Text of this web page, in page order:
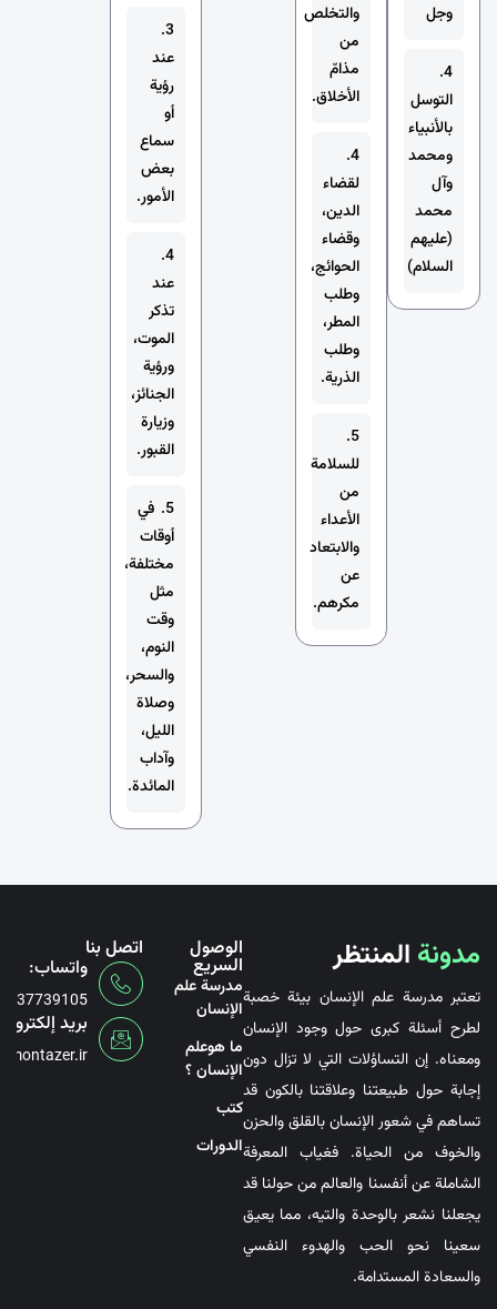
وجل
4.
التوسل
بالأنبياء
ومحمد
وآل
محمد
(عليهم
السلام)
والتخلص
من
مذامّ
الأخلاق.
4.
لقضاء
الدين،
وقضاء
الحوائج،
وطلب
المطر،
وطلب
الذرية.
5.
للسلامة
من
الأعداء
والابتعاد
عن
مكرهم.
3.
عند
رؤية
أو
سماع
بعض
الأمور.
4.
عند
تذكر
الموت،
ورؤية
الجنائز،
وزيارة
القبور.
5. في
أوقات
مختلفة،
مثل
وقت
النوم،
والسحر،
وصلاة
الليل،
وآداب
المائدة.
مدونة المنتظر
تعتبر مدرسة علم الإنسان بيئة خصبة
لطرح أسئلة كبرى حول وجود الإنسان
ومعناه. إن التساؤلات التي لا تزال دون
إجابة حول طبيعتنا وعلاقتنا بالكون قد
تساهم في شعور الإنسان بالقلق والحزن
والخوف من الحياة. فغياب المعرفة
الشاملة عن أنفسنا والعالم من حولنا قد
يجعلنا نشعر بالوحدة والتيه، مما يعيق
سعينا نحو الحب والهدوء النفسي
والسعادة المستدامة.
الوصول
السريع
مدرسة علم
الإنسان
ما هوعلم
الإنسان ؟
کتب
الدورات
اتصل بنا
واتساب:
بريد